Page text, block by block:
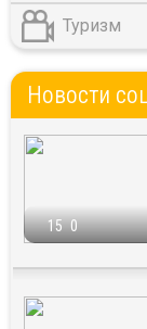
Туризм
Новости
15 0